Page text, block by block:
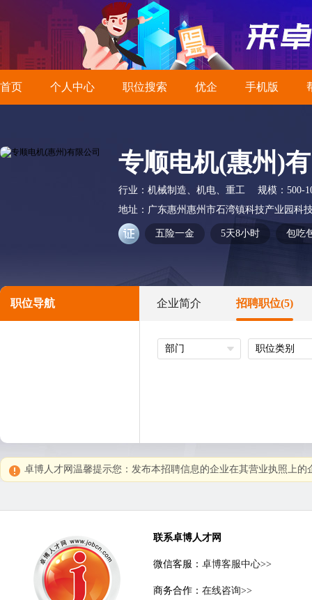
首页 个人中心 职位搜索 优企 手机版
专顺电机(惠州)
行业： 机械制造、机电、重工 规模： 500-
地址： 广东惠州惠州市石湾镇科技产业园科
五险一金 5天8小时 包吃
职位导航 企业简介 招聘职位(5)
部门 职位类别
卓博人才网温馨提示您：发布本招聘信息的企业在其营业执照上的
联系卓博人才网
微信客服： 卓博客服中心>>
商务合作： 在线咨询>>